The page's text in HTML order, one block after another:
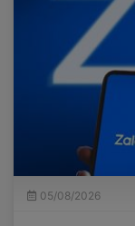
05/08/2026